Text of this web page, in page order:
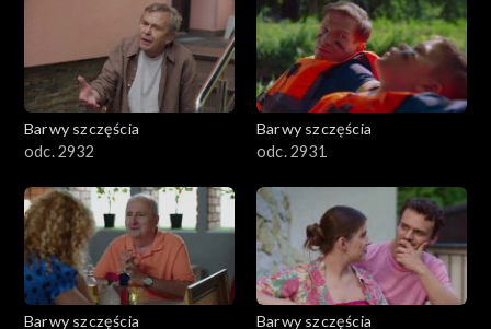
Barwy szczęścia
odc. 2932
Barwy szczęścia
odc. 2931
Barwy szczęścia
Barwy szczęścia